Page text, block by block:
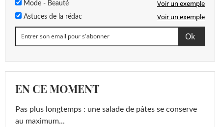
Mode - Beauté Voir un exemple
Astuces de la rédac Voir un exemple
EN CE MOMENT
Pas plus longtemps : une salade de pâtes se conserve
au maximum...